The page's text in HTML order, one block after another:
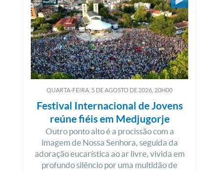
QUARTA-FEIRA, 5 DEAGOSTO DE 2026, 20H00
Festival Internacional de Jovens
reúne fiéis em Medjugorje
Outro ponto alto é a procissão com a
imagem de Nossa Senhora, seguida da
adoração eucarística ao ar livre, vivida em
profundo silêncio por uma multidão de